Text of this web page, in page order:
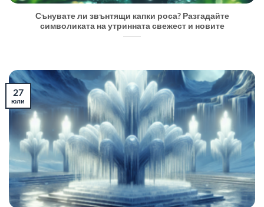
Сънувате ли звънтящи капки роса? Разгадайте
символиката на утринната свежест и новите
27
юли